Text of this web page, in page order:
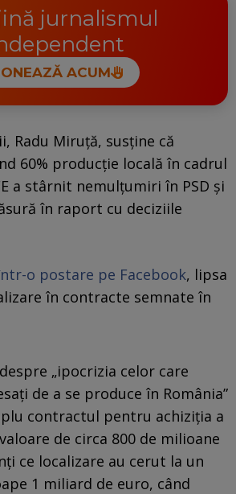
jurnalismul
ACUM
Radu Miruță, susține că
60% producție locală în cadrul
a stârnit nemulțumiri în PSD și
în raport cu deciziile
o postare pe Facebook, lipsa
în contracte semnate în
„ipocrizia celor care
de a se produce în România”
contractul pentru achiziția a
de circa 800 de milioane
ce localizare au cerut la un
1 miliard de euro, când